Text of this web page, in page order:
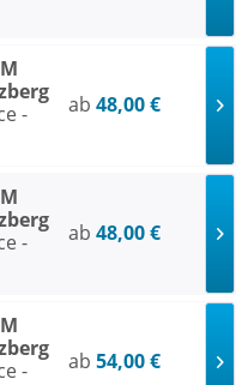
-
ab 48,00 €
-
ab 48,00 €
-
ab 54,00 €